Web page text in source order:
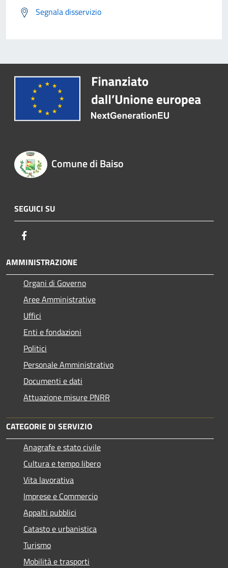
Segnala disservizio
Comune di Baiso
SEGUICI SU
AMMINISTRAZIONE
Organi di Governo
Aree Amministrative
Uffici
Enti e fondazioni
Politici
Personale Amministrativo
Documenti e dati
Attuazione misure PNRR
CATEGORIE DI SERVIZIO
Anagrafe e stato civile
Cultura e tempo libero
Vita lavorativa
Imprese e Commercio
Appalti pubblici
Catasto e urbanistica
Turismo
Mobilità e trasporti